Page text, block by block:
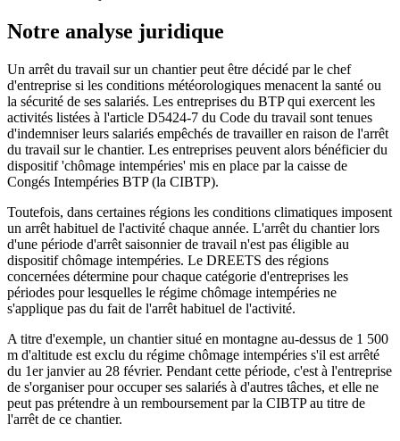
Notre analyse juridique
Un arrêt du travail sur un chantier peut être décidé par le chef
d'entreprise si les conditions météorologiques menacent la santé ou
la sécurité de ses salariés. Les entreprises du BTP qui exercent les
activités listées à l'article D5424-7 du Code du travail sont tenues
d'indemniser leurs salariés empêchés de travailler en raison de l'arrêt
du travail sur le chantier. Les entreprises peuvent alors bénéficier du
dispositif 'chômage intempéries' mis en place par la caisse de
Congés Intempéries BTP (la CIBTP).
Toutefois, dans certaines régions les conditions climatiques imposent
un arrêt habituel de l'activité chaque année. L'arrêt du chantier lors
d'une période d'arrêt saisonnier de travail n'est pas éligible au
dispositif chômage intempéries. Le DREETS des régions
concernées détermine pour chaque catégorie d'entreprises les
périodes pour lesquelles le régime chômage intempéries ne
s'applique pas du fait de l'arrêt habituel de l'activité.
A titre d'exemple, un chantier situé en montagne au-dessus de 1 500
m d'altitude est exclu du régime chômage intempéries s'il est arrêté
du 1er janvier au 28 février. Pendant cette période, c'est à l'entreprise
de s'organiser pour occuper ses salariés à d'autres tâches, et elle ne
peut pas prétendre à un remboursement par la CIBTP au titre de
l'arrêt de ce chantier.